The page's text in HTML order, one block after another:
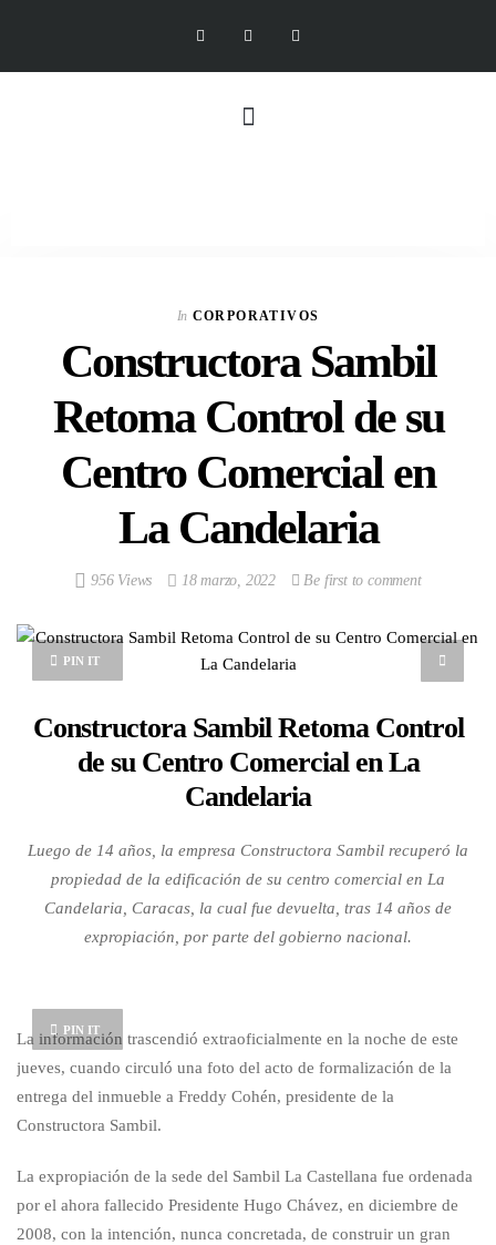
In CORPORATIVOS
Constructora Sambil
Retoma Control de su
Centro Comercial en
La Candelaria
956 Views 18 marzo, 2022 Be first to comment
PIN IT
Constructora Sambil Retoma Control
de su Centro Comercial en La
Candelaria
Luego de 14 años, la empresa Constructora Sambil recuperó la
propiedad de la edificación de su centro comercial en La
Candelaria, Caracas, la cual fue devuelta, tras 14 años de
expropiación, por parte del gobierno nacional.
PIN IT
La información trascendió extraoficialmente en la noche de este
jueves, cuando circuló una foto del acto de formalización de la
entrega del inmueble a Freddy Cohén, presidente de la
Constructora Sambil.
La expropiación de la sede del Sambil La Castellana fue ordenada
por el ahora fallecido Presidente Hugo Chávez, en diciembre de
2008, con la intención, nunca concretada, de construir un gran